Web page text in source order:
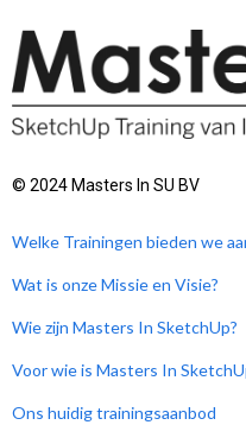
© 2024 Masters In SU BV
Welke Trainingen bieden we
Wat is onze Missie en Visie?
Wie zijn Masters In SketchUp?
Voor wie is Masters In
Ons huidig trainingsaanbod